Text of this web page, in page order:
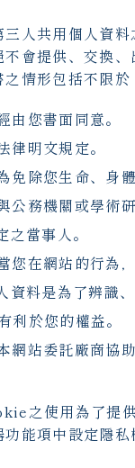
人共用個人資料
不會提供、交換
情形包括不限於
由您書面同意。
律明文規定。
免除您生命、身
公務機關或學術
之當事人。
您在網站的行為
資料是為了辨識
利於您的權益。
網站委託廠商協
之使用為了提
功能項中設定隱